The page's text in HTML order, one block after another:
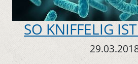
SO KNIFFELIG